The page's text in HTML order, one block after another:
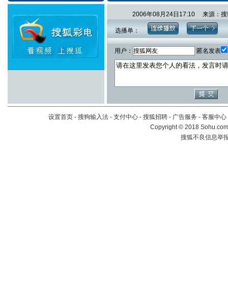
2006年08月24日17:10 来源：
选播单：
用户： 匿名发表
设置首页 - 搜狗输入法 - 支付中心 - 搜狐招聘 - 广告服务 - 客服中心
Copyright©2018
搜狐不良信息举